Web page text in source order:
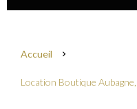
Accueil
Location Boutique